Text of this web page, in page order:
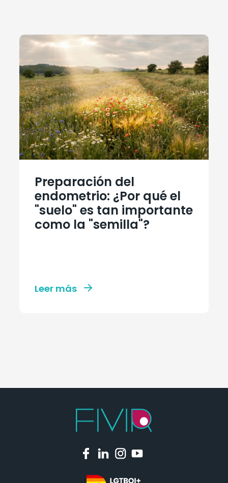
Preparación del
endometrio: ¿Por qué el
"suelo" es tan importante
como la "semilla"?
Leer más